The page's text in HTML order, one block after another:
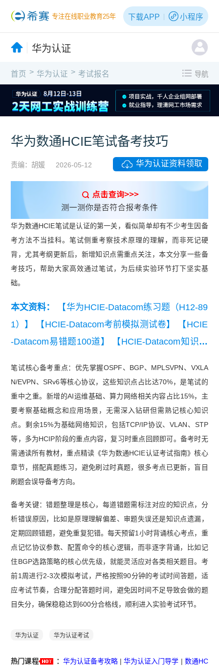
专注在线职业教育25年 下载APP 小程序
华为认证
首页 > 华为认证 > 考试报名 导航
华为数通HCIE笔试备考技巧
责编：胡媛 2026-05-12 华为认证资料领取
华为数通HCIE笔试是认证的第一关，看似简单却有不少考生因备
考方法不当挂科。笔试侧重考察技术原理的理解，而非死记硬
背，尤其考纲更新后，新增知识点需重点关注，本文分享一些备
考技巧，帮助大家高效通过笔试，为后续实验环节打下坚实基
础。
本文资料：
【华为HCIE-Datacom练习题（H12-89
1）】
【HCIE-Datacom考前模拟测试卷】
【HCIE
-Datacom易错题100道】
【HCIE-Datacom知识点
笔试核心备考重点：优先掌握OSPF、BGP、MPLSVPN、VXLA
N/EVPN、SRv6等核心协议，这些知识点占比达70%，是笔试的
重中之重。新增的AI运维基础、算力网络相关内容占比15%，主
要考察基础概念和应用场景，无需深入钻研但需熟记核心知识
点。剩余15%为基础网络知识，包括TCP/IP协议、VLAN、STP
等，多为HCIP阶段的重点内容，复习时重点回顾即可。备考时无
需通读所有教材，重点精读《华为数通HCIE认证考试指南》核心
章节，搭配真题练习，避免刷过时真题，很多考点已更新，盲目
刷题会误导备考方向。
备考关键：错题整理是核心，每道错题需标注对应的知识点，分
析错误原因，比如是原理理解偏差、审题失误还是知识点遗漏，
定期回顾错题，避免重复犯错。每天预留1小时背诵核心考点，重
点记忆协议参数、配置命令的核心逻辑，而非逐字背诵，比如记
住BGP选路策略的核心优先级，就能灵活应对各类相关题目。考
前1周进行2-3次模拟考试，严格按照90分钟的考试时间答题，适
应考试节奏，合理分配答题时间，避免因时间不足导致会做的题
目失分，确保稳稳达到600分合格线，顺利进入实验考试环节。
华为认证 华为认证考试
热门课程 ： 华为认证备考攻略 |华为认证入门导学 | 数通HC